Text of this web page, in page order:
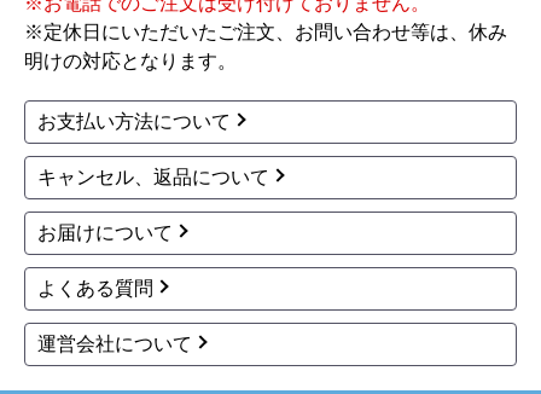
【その他感想・コメント】
ショップからの連絡もしっかりありましたし、商
できました。また機会があれば是非利用したいと
思います。
きょりけ
2025年11月9日 07:54
欲しい商品をスムーズに注文できましたか？
はい
※定休日にいただいたご注文、お問い合わせ等は、休み
明けの対応となります。
お支払い方法について
キャンセル、返品について
お届けについて
よくある質問
運営会社について